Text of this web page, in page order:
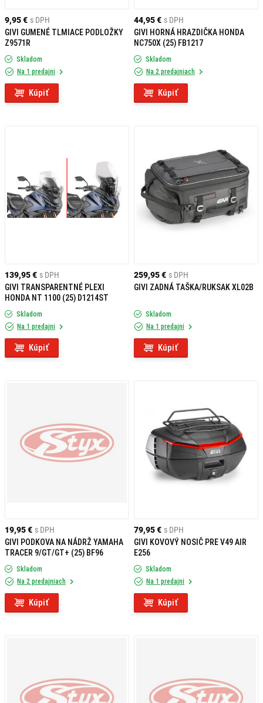
9,95 € s DPH
GIVI GUMENÉ TLMIACE PODLOŽKY
Z9571R
Skladom
Na 1 predajni
Kúpiť
44,95 € s DPH
GIVI HORNÁ HRAZDIČKA HONDA
NC750X (25) FB1217
Skladom
Na 2 predajniach
Kúpiť
139,95 € s DPH
GIVI TRANSPARENTNÉ PLEXI
HONDA NT 1100 (25) D1214ST
Skladom
Na 1 predajni
Kúpiť
259,95 € s DPH
GIVI ZADNÁ TAŠKA/RUKSAK XL02B
Skladom
Na 1 predajni
Kúpiť
19,95 € s DPH
GIVI PODKOVA NA NÁDRŽ YAMAHA
TRACER 9/GT/GT+ (25) BF96
Skladom
Na 2 predajniach
Kúpiť
79,95 € s DPH
GIVI KOVOVÝ NOSIČ PRE V49 AIR
E256
Skladom
Na 1 predajni
Kúpiť